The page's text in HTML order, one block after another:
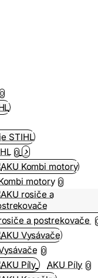
0
0
motory 0
a postrekovače
0
AKU Píly 0